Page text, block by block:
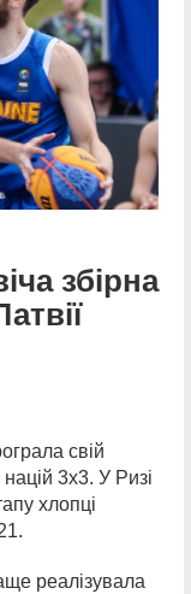
збірна
свій
3х3. У Ризі
хлопці
реалізувала